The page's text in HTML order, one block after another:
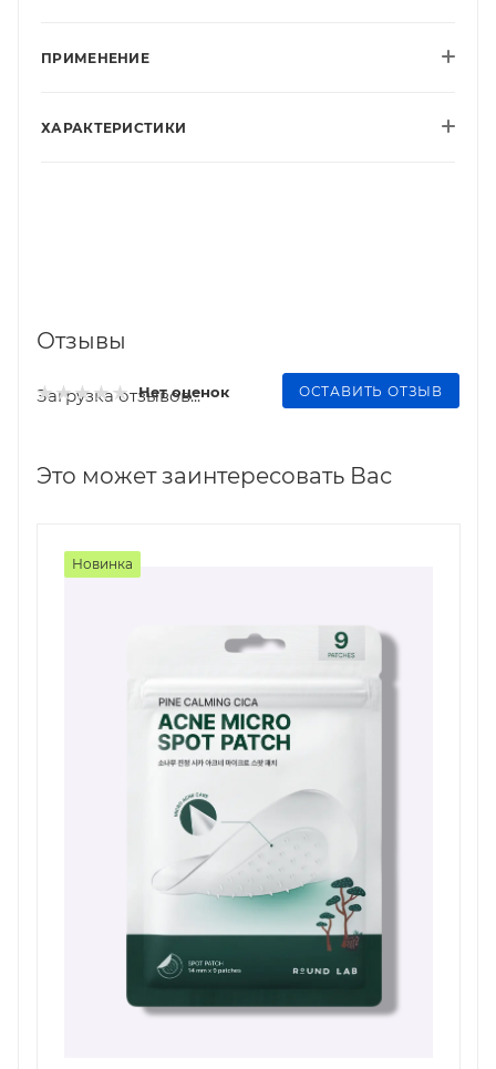
ПРИМЕНЕНИЕ
ХАРАКТЕРИСТИКИ
Отзывы
Нет оценок ОСТАВИТЬ ОТЗЫВ
Загрузка отзывов...
Это может заинтересовать Вас
Новинка